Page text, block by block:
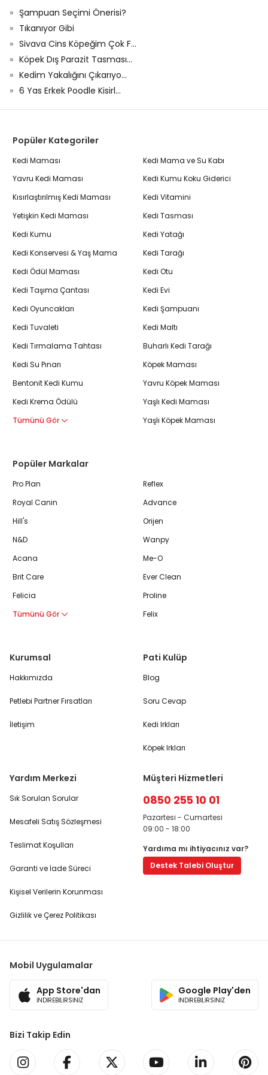
Şampuan Seçimi Önerisi?
Tıkanıyor Gibi
Sivava Cins Köpeğim Çok F...
Köpek Dış Parazit Tasması...
Kedim Yakalığını Çıkarıyo...
6 Yas Erkek Poodle Kisirl...
Popüler Kategoriler
Kedi Maması
Yavru Kedi Maması
Kısırlaştırılmış Kedi Maması
Yetişkin Kedi Maması
Kedi Kumu
Kedi Konservesi & Yaş Mama
Kedi Ödül Maması
Kedi Taşıma Çantası
Kedi Oyuncakları
Kedi Tuvaleti
Kedi Tırmalama Tahtası
Kedi Su Pınarı
Bentonit Kedi Kumu
Kedi Krema Ödülü
Tümünü Gör
Kedi Mama ve Su Kabı
Kedi Kumu Koku Giderici
Kedi Vitamini
Kedi Tasması
Kedi Yatağı
Kedi Tarağı
Kedi Otu
Kedi Evi
Kedi Şampuanı
Kedi Maltı
Buharlı Kedi Tarağı
Köpek Maması
Yavru Köpek Maması
Yaşlı Kedi Maması
Yaşlı Köpek Maması
Popüler Markalar
Pro Plan
Royal Canin
Hill's
N&D
Acana
Brit Care
Felicia
Tümünü Gör
Reflex
Advance
Orijen
Wanpy
Me-O
Ever Clean
Proline
Felix
Kurumsal
Hakkımızda
Petlebi Partner Fırsatları
İletişim
Pati Kulüp
Blog
Soru Cevap
Kedi Irkları
Köpek Irkları
Yardım Merkezi
Sık Sorulan Sorular
Mesafeli Satış Sözleşmesi
Teslimat Koşulları
Garanti ve İade Süreci
Kişisel Verilerin Korunması
Gizlilik ve Çerez Politikası
Müşteri Hizmetleri
0850 255 10 01
Pazartesi - Cumartesi
09:00 - 18:00
Yardıma mı ihtiyacınız var?
Destek Talebi Oluştur
Mobil Uygulamalar
App Store'dan
İNDİREBİLİRSİNİZ
Google Play'den
İNDİREBİLİRSİNİZ
Bizi Takip Edin